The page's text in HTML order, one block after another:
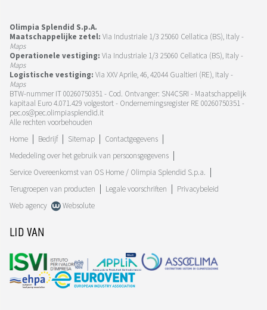
Olimpia Splendid S.p.A.
Maatschappelijke zetel: Via Industriale 1/3 25060 Cellatica (BS), Italy -
Maps
Operationele vestiging: Via Industriale 1/3 25060 Cellatica (BS), Italy -
Maps
Logistische vestiging: Via XXV Aprile, 46, 42044 Gualtieri (RE), Italy -
Maps
BTW-nummer IT 00260750351 - Cod. Ontvanger: SN4CSRI - Maatschappelijk
kapitaal Euro 4.071.429 volgestort - Ondernemingsregister RE 00260750351 -
pec.os@pec.olimpiasplendid.it
Alle rechten voorbehouden
Home
Bedrijf Sitemap
Contactgegevens
Mededeling over het gebruik van persoonsgegevens
Service Overeenkomst van OS Home / Olimpia Splendid S.p.a.
Terugroepen van producten
Legale voorschriften
Privacybeleid
Web agency
Websolute
LID VAN